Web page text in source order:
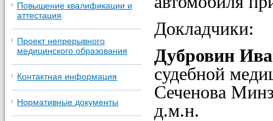
Докладчики:
Дубровин
судебной
Сеченова
д.м.н.
Повышение квалификации и
аттестация
Проект непрерывного
медицинского образования
Контактная информация
Нормативные документы